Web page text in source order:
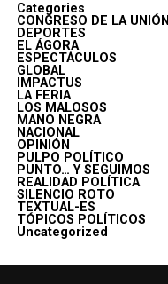
Categories
CONGRESO DE LA UNIÓN
DEPORTES
EL ÁGORA
ESPECTÁCULOS
GLOBAL
IMPACTUS
LA FERIA
LOS MALOSOS
MANO NEGRA
NACIONAL
OPINIÓN
PULPO POLÍTICO
PUNTO… Y SEGUIMOS
REALIDAD POLÍTICA
SILENCIO ROTO
TEXTUAL-ES
TÓPICOS POLÍTICOS
Uncategorized